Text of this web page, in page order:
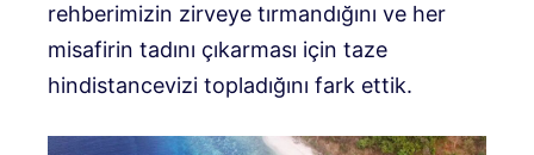
rehberimizin zirveye tırmandığını ve her
misafirin tadını çıkarması için taze
hindistancevizi topladığını fark ettik.